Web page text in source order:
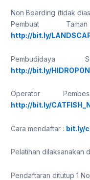
Non Boarding (tidak
Pembuat
http://bit.ly/
http://bit.ly/
Operator
http://bit.ly/
Cara mendaftar : bit.ly/
Pelatihan dilaksanakan
Pendaftaran ditutup 1